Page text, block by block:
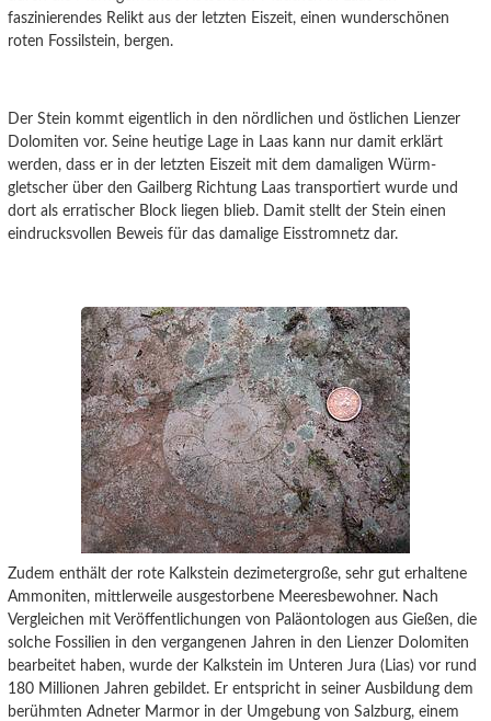
faszinierendes Relikt aus der letzten Eiszeit, einen wunderschönen
roten Fossilstein, bergen.
Der Stein kommt eigentlich in den nördlichen und östlichen Lienzer
Dolomiten vor. Seine heutige Lage in Laas kann nur damit erklärt
werden, dass er in der letzten Eiszeit mit dem damaligen Würm-
gletscher über den Gailberg Richtung Laas transportiert wurde und
dort als erratischer Block liegen blieb. Damit stellt der Stein einen
eindrucksvollen Beweis für das damalige Eisstromnetz dar.
Zudem enthält der rote Kalkstein dezimetergroße, sehr gut erhaltene
Ammoniten, mittlerweile ausgestorbene Meeresbewohner. Nach
Vergleichen mit Veröffentlichungen von Paläontologen aus Gießen, die
solche Fossilien in den vergangenen Jahren in den Lienzer Dolomiten
bearbeitet haben, wurde der Kalkstein im Unteren Jura (Lias) vor rund
180 Millionen Jahren gebildet. Er entspricht in seiner Ausbildung dem
berühmten Adneter Marmor in der Umgebung von Salzburg, einem